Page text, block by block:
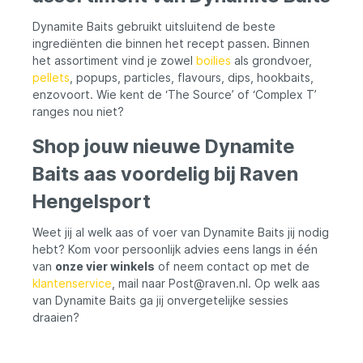
blijven tijdens het vissen. Dit verhoogt de
effectiviteit van het aas. Geschikt voor
Vaste Stok, Match- en Feederhengel: De
veelzijdigheid van deze haakaasjes maakt
ze geschikt voor verschillende
hengeltechnieken, waaronder vissen met
de vaste stok, matchhengel en
de Durable Hook Pellets van Dynamite
Baits vissers een attractieve en effectieve
optie voor het vissen op diverse
vissoorten in verschillende
omstandigheden.
Dynamite Baits gebruikt uitsluitend de beste
ingrediënten die binnen het recept passen. Binnen
het assortiment vind je zowel boilies als grondvoer,
pellets , popups, particles, flavours, dips, hookbaits,
enzovoort. Wie kent de ‘The Source’ of ‘Complex T’
ranges nou niet?
Shop jouw nieuwe Dynamite
Baits aas voordelig bij Raven
Hengelsport
Weet jij al welk aas of voer van Dynamite Baits jij nodig
hebt? Kom voor persoonlijk advies eens langs in één
van onze vier winkels of neem contact op met de
klantenservice , mail naar Post@raven.nl. Op welk aas
van Dynamite Baits ga jij onvergetelijke sessies
draaien?